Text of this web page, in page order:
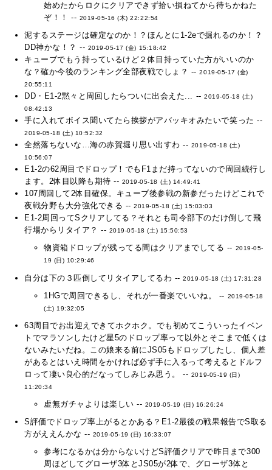
始めたからロクにクリアできず拾い損ねてから待ちかねた
ぞ！！ -- 2019-05-16 (木) 22:22:54
泥するステージは確定なのか！？ほんとに1-2eで掘れるのか！？
DD神かな！？ -- 2019-05-17 (金) 15:18:42
キューブでもう持っているけど２体目持っていた方がいいのか
な？確か今後のランキング全部夜戦でしょ？ --2019-05-17 (金)
20:55:11
DD・E1-2黙々と周回したらついに出会えた... --2019-05-18 (土)
08:42:13
手に入れてボイス聞いてたら挨拶がアバッキオみたいで笑った --
2019-05-18 (土) 10:52:32
全然落ちないな…海の赤賀堀り思い出すわ -- 2019-05-18 (土)
10:56:07
E1-2の62周目でドロップ！でもF1まだ持ってないので周回続行し
ます。2体目以降も期待 -- 2019-05-18 (土) 14:49:41
107周回して2体目確保。キューブ後参戦の新参だったけどこれで
夜戦分野も大分強化できる --2019-05-18 (土) 15:03:03
E1-2周回ってSクリアしてる？それとも司令部下のだけ倒して飛
行場からリタイア？ -- 2019-05-18 (土) 15:50:53
物資箱ドロップが残ってる間はクリアまでしてる -- 2019-05-
19 (日) 10:29:46
自分は下の３匹倒してリタイアしてるわ --2019-05-18 (土) 17:31:28
1HGで周回できるし、それが一番楽でいいね。 -- 2019-05-18
(土) 19:32:05
63周目でお出迎えできてホクホク。でも初めてこういったイベン
トでマラソンしたけど星5のドロップ率って以外とそこまで低くは
ないみたいだね。この娘来る前にJS05もドロップしたし、個人差
があるとはいえ時間をかければ必ず手に入るって考えるとドルフ
ロって凄い良心的だなってしみじみ思う。 -- 2019-05-19 (日)
11:20:34
虚無ガチャよりは楽しい -- 2019-05-19 (日) 16:26:24
S評価でドロップ率上がるとかある？E1-2最後の戦果報告でS取る
方がええんかな -- 2019-05-19 (日) 16:33:07
参考になるかは分からないけどS評価クリアで昨日まで300
周ほどしてグローザ3体とJS05が2体で、グローザ3体と